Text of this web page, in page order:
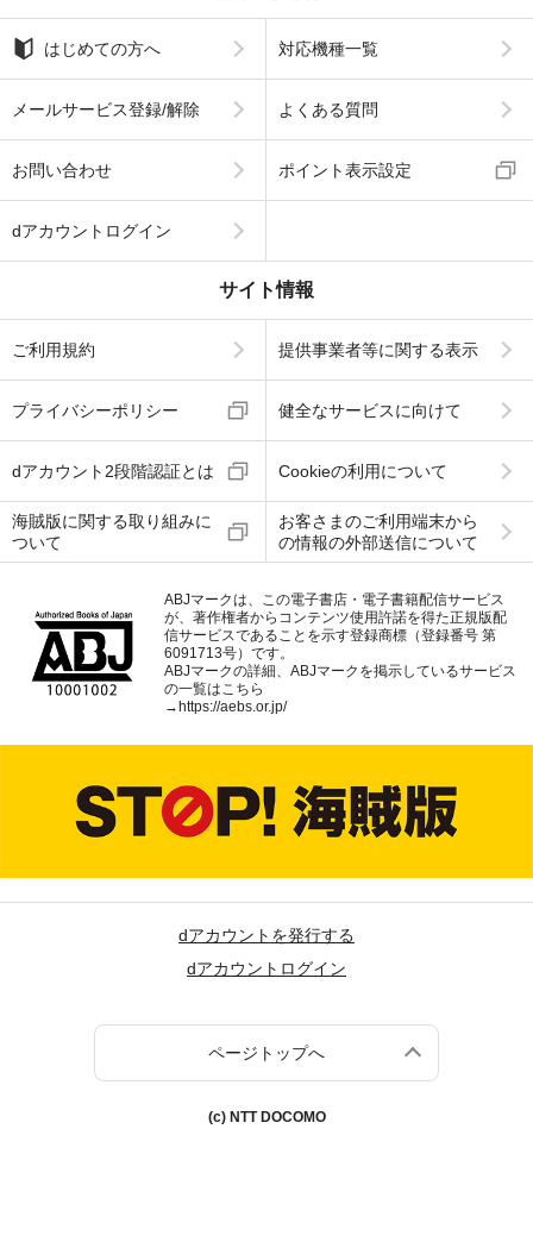
はじめての方へ 対応機種一覧
メールサービス登録/解除 よくある質問
お問い合わせ ポイント表示設定
dアカウントログイン
サイト情報
ご利用規約 提供事業者等に関する表示
プライバシーポリシー 健全なサービスに向けて
dアカウント2段階認証とは Cookieの利用について
海賊版に関する取り組みに
ついて
お客さまのご利用端末から
の情報の外部送信について
ABJマークは、この電子書店・電子書籍配信サービス
が、著作権者からコンテンツ使用許諾を得た正規版配
信サービスであることを示す登録商標（登録番号 第
6091713号）です。
ABJマークの詳細、ABJマークを掲示しているサービス
の一覧はこちら
→https://aebs.or.jp/
dアカウントを発行する
dアカウントログイン
ページトップへ
(c) NTT DOCOMO